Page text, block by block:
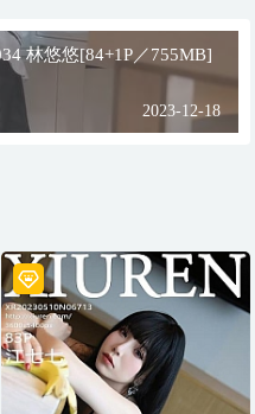
林悠悠[84+1P／755MB]
2023-12-18